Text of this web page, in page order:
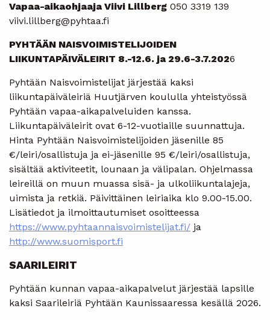
Vapaa-aikaohjaaja Viivi Lillberg 050 3319 139
viivi.lillberg@pyhtaa.fi
PYHTÄÄN NAISVOIMISTELIJOIDEN
LIIKUNTAPÄIVÄLEIRIT 8.-12.6. ja 29.6-3.7.2026
Pyhtään Naisvoimistelijat järjestää kaksi
liikuntapäiväleiriä Huutjärven koululla yhteistyössä
Pyhtään vapaa-aikapalveluiden kanssa.
Liikuntapäiväleirit ovat 6-12-vuotiaille suunnattuja.
Hinta Pyhtään Naisvoimistelijoiden jäsenille 85
€/leiri/osallistuja ja ei-jäsenille 95 €/leiri/osallistuja,
sisältää aktiviteetit, lounaan ja välipalan. Ohjelmassa
leireillä on muun muassa sisä- ja ulkoliikuntalajeja,
uimista ja retkiä. Päivittäinen leiriaika klo 9.00-15.00.
Lisätiedot ja ilmoittautumiset osoitteessa
https://www.pyhtaannaisvoimistelijat.fi/ ja
http://www.suomisport.fi
SAARILEIRIT
Pyhtään kunnan vapaa-aikapalvelut järjestää lapsille
kaksi Saarileiriä Pyhtään Kaunissaaressa kesällä 2026.